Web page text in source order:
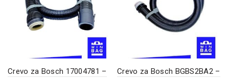
Crevo za Bosch 17004781 –
Crevo za Bosch BGBS2BA2 –